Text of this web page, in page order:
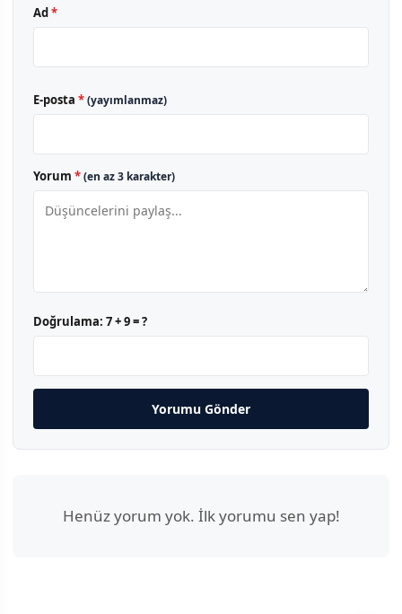
Ad*
E-posta *(yayımlanmaz)
Yorum *(en az 3 karakter)
Doğrulama: 7 + 9 = ?
Yorumu Gönder
Henüz yorum yok. İlk yorumu sen yap!